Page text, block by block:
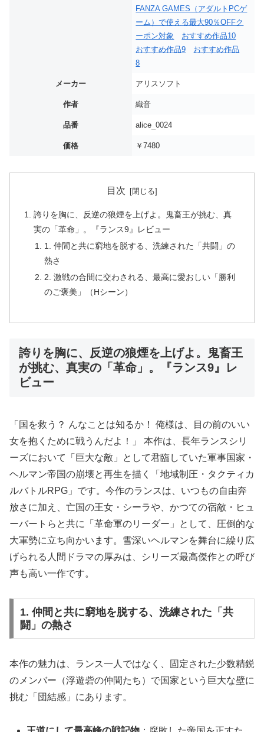
FANZA GAMES（アダルトPCゲ
ーム）で使える最大90％OFFク
ーポン対象
おすすめ作品10
おすすめ作品9
おすすめ作品
8
メーカー アリスソフト
作者 織音
品番 alice_0024
価格 ￥7480
目次
誇りを胸に、反逆の狼煙を上げよ。鬼畜王が挑む、真
実の「革命」。『ランス9』レビュー
1. 仲間と共に窮地を脱する、洗練された「共闘」の
熱さ
2. 激戦の合間に交わされる、最高に愛おしい「勝利
のご褒美」（Hシーン）
誇りを胸に、反逆の狼煙を上げよ。鬼畜王
が挑む、真実の「革命」。『ランス9』レ
ビュー
「国を救う？ んなことは知るか！ 俺様は、目の前のいい
女を抱くために戦うんだよ！」 本作は、長年ランスシリ
ーズにおいて「巨大な敵」として君臨していた軍事国家・
ヘルマン帝国の崩壊と再生を描く「地域制圧・タクティカ
ルバトルRPG」です。今作のランスは、いつもの自由奔
放さに加え、亡国の王女・シーラや、かつての宿敵・ヒュ
ーバートらと共に「革命軍のリーダー」として、圧倒的な
大軍勢に立ち向かいます。雪深いヘルマンを舞台に繰り広
げられる人間ドラマの厚みは、シリーズ最高傑作との呼び
声も高い一作です。
1. 仲間と共に窮地を脱する、洗練された「共
闘」の熱さ
本作の魅力は、ランス一人ではなく、固定された少数精鋭
のメンバー（浮遊砦の仲間たち）で国家という巨大な壁に
挑む「団結感」にあります。